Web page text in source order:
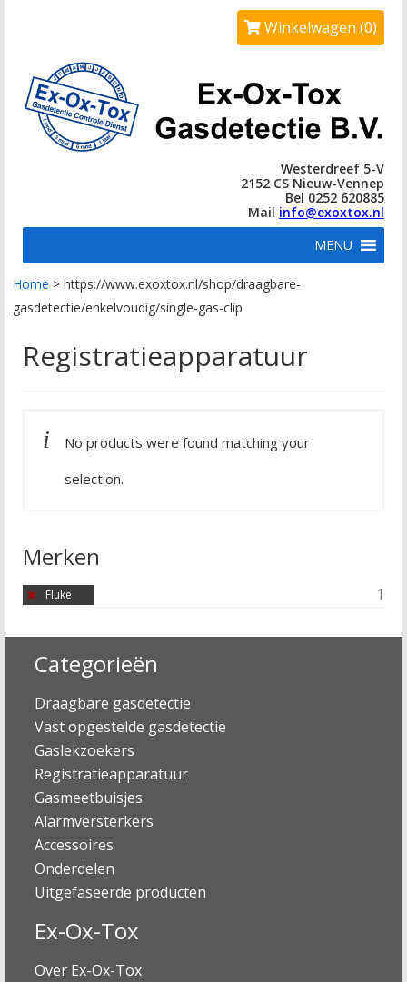
Winkelwagen (0)
Westerdreef 5-V
2152 CS Nieuw-Vennep
Bel 0252 620885
Mail info@exoxtox.nl
MENU
Home > https://www.exoxtox.nl/shop/draagbare-
gasdetectie/enkelvoudig/single-gas-clip
Registratieapparatuur
No products were found matching your
selection.
Merken
Fluke 1
Categorieën
Draagbare gasdetectie
Vast opgestelde gasdetectie
Gaslekzoekers
Registratieapparatuur
Gasmeetbuisjes
Alarmversterkers
Accessoires
Onderdelen
Uitgefaseerde producten
Ex-Ox-Tox
Over Ex-Ox-Tox